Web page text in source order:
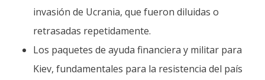
invasión de Ucrania, que fueron diluidas o
retrasadas repetidamente.
Los paquetes de ayuda financiera y militar para
Kiev, fundamentales para la resistencia del país